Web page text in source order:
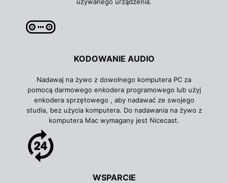
KODOWANIE AUDIO
Nadawaj na żywo z dowolnego komputera PC za
pomocą darmowego enkodera programowego lub użyj
enkodera sprzętowego , aby nadawać ze swojego
studia, bez użycia komputera. Do nadawania na żywo z
komputera Mac wymagany jest Nicecast.
WSPARCIE